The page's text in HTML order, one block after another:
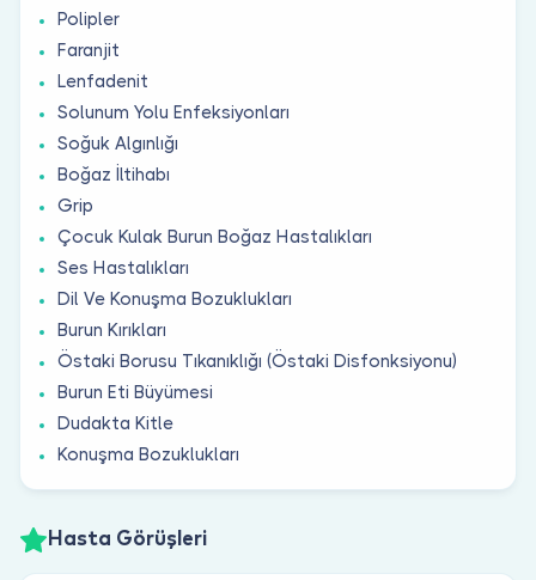
Polipler
Faranjit
Lenfadenit
Solunum Yolu Enfeksiyonları
Soğuk Algınlığı
Boğaz İltihabı
Grip
Çocuk Kulak Burun Boğaz Hastalıkları
Ses Hastalıkları
Dil Ve Konuşma Bozuklukları
Burun Kırıkları
Östaki Borusu Tıkanıklığı (Östaki Disfonksiyonu)
Burun Eti Büyümesi
Dudakta Kitle
Konuşma Bozuklukları
Hasta Görüşleri